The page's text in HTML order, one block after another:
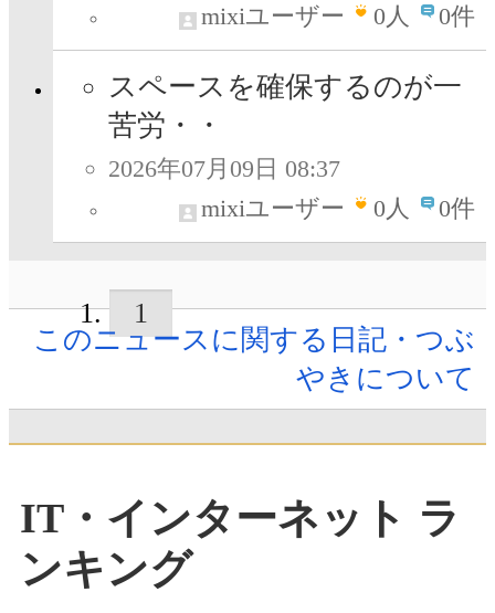
mixiユーザー
0人 0件
スペースを確保するのが一
苦労・・
2026年07月09日 08:37
mixiユーザー
0人 0件
1
このニュースに関する日記・つぶ
やきについて
IT・インターネット ラ
ンキング